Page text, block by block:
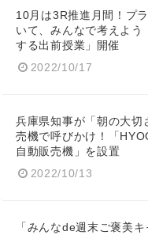
10月は3R推進月間！プ
いて、みんなで考えよう
する出前授業」開催
2022/10/17
兵庫県知事が「朝の大切
売機で呼びかけ！「
自動販売機」を設置
2022/10/13
「みんなde週末ご褒美